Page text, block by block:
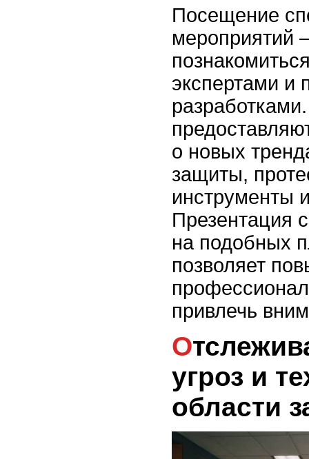
Посещение
мероприятий
экспертами и
о новых
защиты,
инструменты
Презентация
на подобных
позволяет
привлечь
Отслеживание новых
угроз и
области